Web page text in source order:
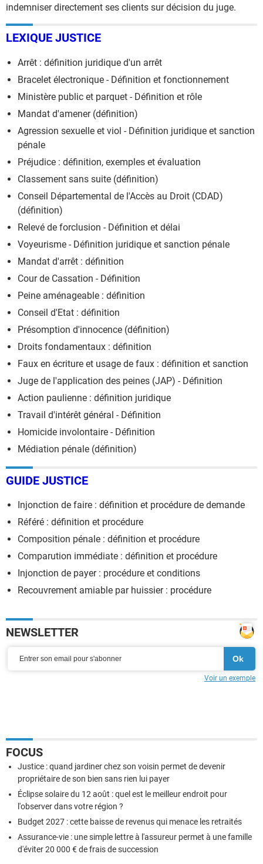
indemniser directement ses clients sur décision du juge.
LEXIQUE JUSTICE
Arrêt : définition juridique d'un arrêt
Bracelet électronique - Définition et fonctionnement
Ministère public et parquet - Définition et rôle
Mandat d'amener (définition)
Agression sexuelle et viol - Définition juridique et sanction
pénale
Préjudice : définition, exemples et évaluation
Classement sans suite (définition)
Conseil Départemental de l'Accès au Droit (CDAD)
(définition)
Relevé de forclusion - Définition et délai
Voyeurisme - Définition juridique et sanction pénale
Mandat d'arrêt : définition
Cour de Cassation - Définition
Peine aménageable : définition
Conseil d'Etat : définition
Présomption d'innocence (définition)
Droits fondamentaux : définition
Faux en écriture et usage de faux : définition et sanction
Juge de l'application des peines (JAP) - Définition
Action paulienne : définition juridique
Travail d'intérêt général - Définition
Homicide involontaire - Définition
Médiation pénale (définition)
GUIDE JUSTICE
Injonction de faire : définition et procédure de demande
Référé : définition et procédure
Composition pénale : définition et procédure
Comparution immédiate : définition et procédure
Injonction de payer : procédure et conditions
Recouvrement amiable par huissier : procédure
NEWSLETTER
Voir un exemple
FOCUS
Justice : quand jardiner chez son voisin permet de devenir
propriétaire de son bien sans rien lui payer
Éclipse solaire du 12 août : quel est le meilleur endroit pour
l'observer dans votre région ?
Budget 2027 : cette baisse de revenus qui menace les retraités
Assurance-vie : une simple lettre à l'assureur permet à une famille
d'éviter 20 000 € de frais de succession